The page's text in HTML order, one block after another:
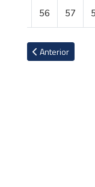
56 57
Artículo anterior:
Anterior